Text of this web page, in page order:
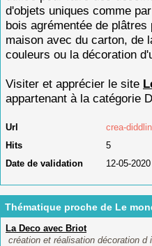
d'objets uniques comme
bois agrémentée de
maison avec du carton, de
couleurs ou la décoration
Visiter et apprécier le site
appartenant à la catégorie
Url
crea-
Hits
5
Date de validation
12-05-2020
Thématique proche de Le
La Deco avec Briot
création et réalisation décoration